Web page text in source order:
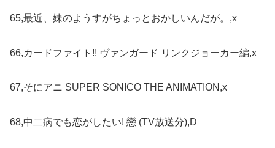
65,最近、妹のようすがちょっとおかしいんだが。,x
66,カードファイト!! ヴァンガード リンクジョーカー編,x
67,そにアニ SUPER SONICO THE ANIMATION,x
68,中二病でも恋がしたい! 戀 (TV放送分),D